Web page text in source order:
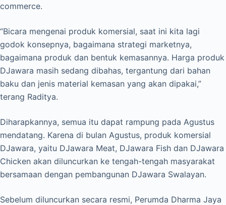
commerce.
“Bicara mengenai produk komersial, saat ini kita lagi
godok konsepnya, bagaimana strategi marketnya,
bagaimana produk dan bentuk kemasannya. Harga produk
DJawara masih sedang dibahas, tergantung dari bahan
baku dan jenis material kemasan yang akan dipakai,”
terang Raditya.
Diharapkannya, semua itu dapat rampung pada Agustus
mendatang. Karena di bulan Agustus, produk komersial
DJawara, yaitu DJawara Meat, DJawara Fish dan DJawara
Chicken akan diluncurkan ke tengah-tengah masyarakat
bersamaan dengan pembangunan DJawara Swalayan.
Sebelum diluncurkan secara resmi, Perumda Dharma Jaya